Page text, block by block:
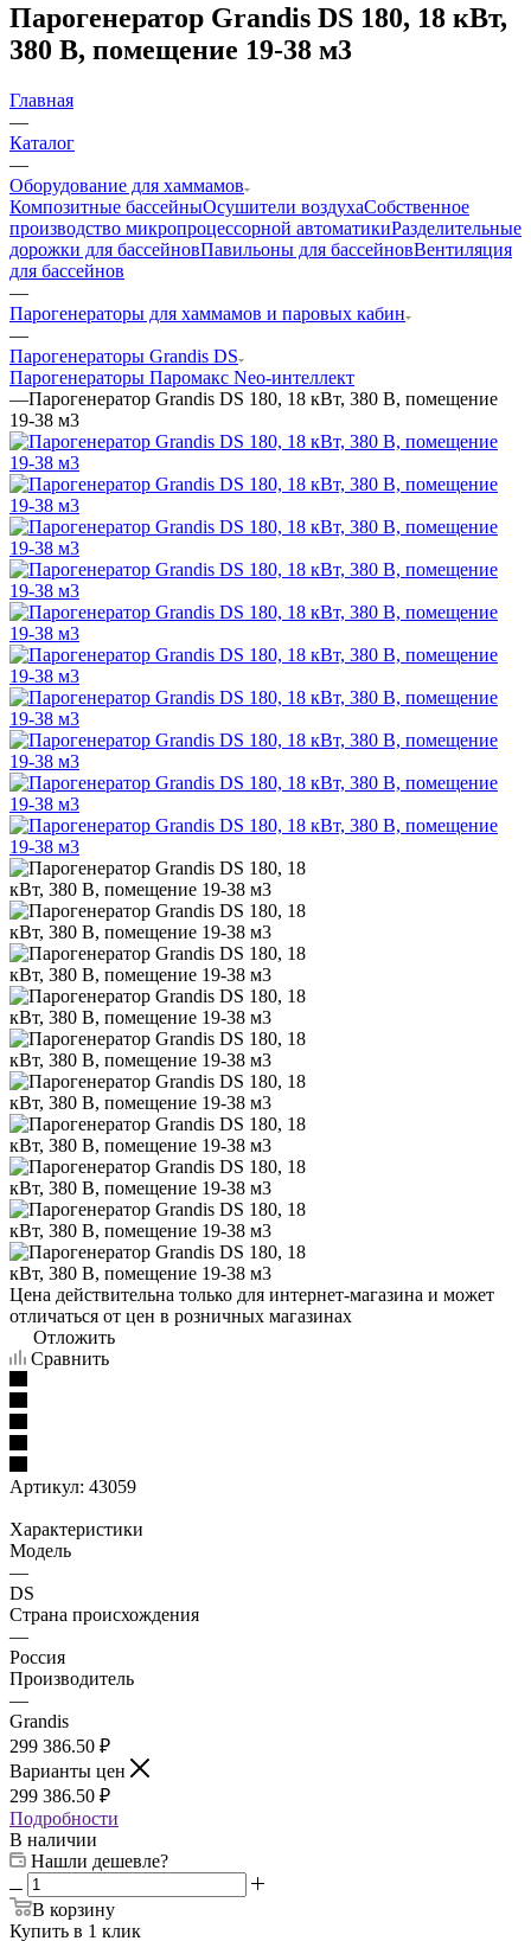
Парогенератор Grandis DS 180, 18 кВт,
380 В, помещение 19-38 м3
Главная
—
Каталог
—
Оборудование для хаммамов
Композитные бассейныОсушители воздухаСобственное
производство микропроцессорной автоматикиРазделительные
дорожки для бассейновПавильоны для бассейновВентиляция
для бассейнов
—
Парогенераторы для хаммамов и паровых кабин
—
Парогенераторы Grandis DS
Парогенераторы Паромакс Neo-интеллект
—Парогенератор Grandis DS 180, 18 кВт, 380 В, помещение
19-38 м3
Цена действительна только для интернет-магазина и может
отличаться от цен в розничных магазинах
Отложить
Сравнить
Артикул: 43059
Характеристики
Модель
—
DS
Страна происхождения
—
Россия
Производитель
—
Grandis
299 386.50 ₽
Варианты цен
299 386.50 ₽
Подробности
В наличии
Нашли дешевле?
В корзину
Купить в 1 клик